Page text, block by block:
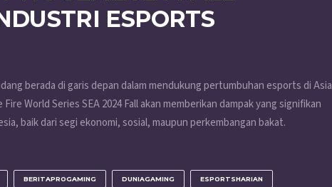
ESPORTS
berada di garis depan dalam mendukung pertumbuhan esports di Asia
World Series SEA 2024 Fall akan memberikan dampak yang signifikan
baik dari segi ekonomi, sosial, maupun perkembangan bakat.
BERITAPROGAMING DUNIAGAMING ESPORTSHARIAN